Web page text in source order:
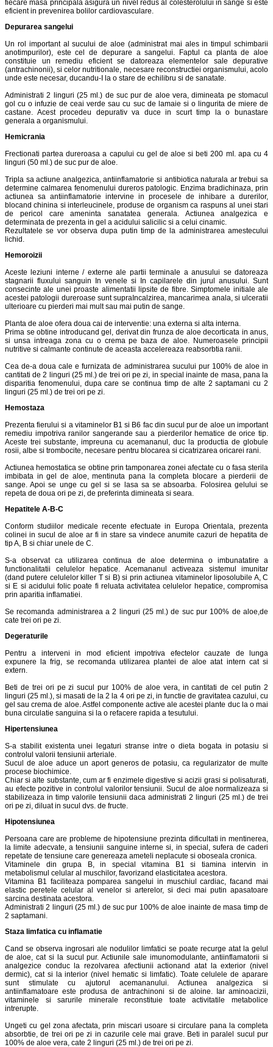
fiecare masa principala asigura un nivel redus al colesterolului in sange si este
eficient in prevenirea bolilor cardiovasculare.
Depurarea sangelui
Un rol important al sucului de aloe (administrat mai ales in timpul schimbarii
anotimpurilor), este cel de depurare a sangelui. Faptul ca planta de aloe
constituie un remediu eficient se datoreaza elementelor sale depurative
(antrachinonii), si celor nutritionale, necesare reconstructiei organismului, acolo
unde este necesar, ducandu-I la o stare de echilibru si de sanatate.
Administrati 2 linguri (25 ml.) de suc pur de aloe vera, dimineata pe stomacul
gol cu o infuzie de ceai verde sau cu suc de lamaie si o lingurita de miere de
castane. Acest procedeu depurativ va duce in scurt timp la o bunastare
generala a organismului.
Hemicrania
Frectionati partea dureroasa a capului cu gel de aloe si beti 200 mI. apa cu 4
linguri (50 ml.) de suc pur de aloe.
Tripla sa actiune analgezica, antiinflamatorie si antibiotica naturala ar trebui sa
determine calmarea fenomenului dureros patologic. Enzima bradichinaza, prin
actiunea sa antiinflamatorie intervine in procesele de inhibare a durerilor,
blocand chinina si interleucinele, produse de organism ca raspuns al unei stari
de pericol care ameninta sanatatea generala. Actiunea analgezica e
determinata de prezenta in gel a acidului salicilic si a celui cinamic.
Rezultatele se vor observa dupa putin timp de la administrarea amestecului
lichid.
Hemoroizii
Aceste leziuni interne / externe ale partii terminale a anusului se datoreaza
stagnarii fluxului sanguin In venele si In capilarele din jurul anusului. Sunt
consecinte ale unei proaste alimentatii lipsite de fibre. Simptomele initiale ale
acestei patologii dureroase sunt supraIncalzirea, mancarimea anala, si ulceratii
ulterioare cu pierderi mai mult sau mai putin de sange.
Planta de aloe ofera doua cai de interventie: una externa si alta interna.
Prima se obtine introducand gel, derivat din frunza de aloe decorticata in anus,
si unsa intreaga zona cu o crema pe baza de aloe. Numeroasele principii
nutritive si calmante continute de aceasta accelereaza reabsorbtia ranii.
Cea de-a doua cale e furnizata de administrarea sucului pur 100% de aloe in
cantitati de 2 linguri (25 ml.) de trei ori pe zi, in special inainte de masa, pana la
disparitia fenomenului, dupa care se continua timp de alte 2 saptamani cu 2
linguri (25 ml.) de trei ori pe zi.
Hemostaza
Prezenta fierului si a vitaminelor B1 si B6 fac din sucul pur de aloe un important
remediu impotriva ranilor sangerande sau a pierderilor hematice de orice tip.
Aceste trei substante, impreuna cu acemananul, duc la productia de globule
rosii, albe si trombocite, necesare pentru blocarea si cicatrizarea oricarei rani.
Actiunea hemostatica se obtine prin tamponarea zonei afectate cu o fasa sterila
imbibata in gel de aloe, mentinuta pana la completa blocare a pierderii de
sange. Apoi se unge cu gel si se lasa sa se absoarba. Folosirea gelului se
repeta de doua ori pe zi, de preferinta dimineata si seara.
Hepatitele A-B-C
Conform studiilor medicale recente efectuate in Europa Orientala, prezenta
colinei in sucul de aloe ar fi in stare sa vindece anumite cazuri de hepatita de
tip A, B si chiar unele de C.
S-a observat ca utilizarea continua de aloe determina o imbunatatire a
functionalitatii celulelor hepatice. Acemananul activeaza sistemul imunitar
(dand putere celulelor killer T si B) si prin actiunea vitaminelor liposolubile A, C
si E si acidului folic poate fi reluata activitatea celulelor hepatice, compromisa
prin aparitia inflamatiei.
Se recomanda administrarea a 2 linguri (25 ml.) de suc pur 100% de aloe,de
cate trei ori pe zi.
Degeraturile
Pentru a interveni in mod eficient impotriva efectelor cauzate de lunga
expunere la frig, se recomanda utilizarea plantei de aloe atat intern cat si
extern.
Beti de trei ori pe zi sucul pur 100% de aloe vera, in cantitati de cel putin 2
linguri (25 ml.), si masati de la 2 la 4 ori pe zi, in functie de gravitatea cazului, cu
gel sau crema de aloe. Astfel componente active ale acestei plante duc la o mai
buna circulatie sanguina si la o refacere rapida a tesutului.
Hipertensiunea
S-a stabilit existenta unei legaturi stranse intre o dieta bogata in potasiu si
controlul valorii tensiunii arteriale.
Sucul de aloe aduce un aport generos de potasiu, ca regularizator de multe
procese biochimice.
Chiar si alte substante, cum ar fi enzimele digestive si acizii grasi si polisaturati,
au efecte pozitive in controlul valorilor tensiunii. Sucul de aloe normalizeaza si
stabilizeaza in timp valorile tensiunii daca administrati 2 linguri (25 ml.) de trei
ori pe zi, diluat in sucul dvs. de fructe.
Hipotensiunea
Persoana care are probleme de hipotensiune prezinta dificultati in mentinerea,
la limite adecvate, a tensiunii sanguine interne si, in special, sufera de caderi
repetate de tensiune care genereaza ameteli neplacute si oboseala cronica.
Vitaminele din grupa B, in special vitamina B1 si tiamina intervin in
metabolismul celular al muschilor, favorizand elasticitatea acestora.
Vitamina B1 faciliteaza pomparea sangelui in muschiul cardiac, facand mai
elastic peretele celular al venelor si arterelor, si deci mai putin apasatoare
sarcina destinata acestora.
Administrati 2 linguri (25 ml.) de suc pur 100% de aloe inainte de masa timp de
2 saptamani.
Staza limfatica cu inflamatie
Cand se observa ingrosari ale nodulilor limfatici se poate recurge atat la gelul
de aloe, cat si la sucul pur. Actiunile sale imunomodulante, antiinflamatorii si
analgezice conduc la rezolvarea afectiunii actionand atat la exterior (nivel
dermic), cat si la interior (nivel hematic si limfatic). Toate celulele de aparare
sunt stimulate cu ajutorul acemananului. Actiunea analgezica si
antiinflamatoare este produsa de antrachinoni si de aloine. Iar aminoacizii,
vitaminele si sarurile minerale reconstituie toate activitatile metabolice
intrerupte.
Ungeti cu gel zona afectata, prin miscari usoare si circulare pana la completa
absorbtie, de trei ori pe zi in cazurile cele mai grave. Beti in paralel sucul pur
100% de aloe vera, cate 2 linguri (25 ml.) de trei ori pe zi.